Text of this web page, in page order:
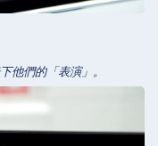
他們的「表演」。